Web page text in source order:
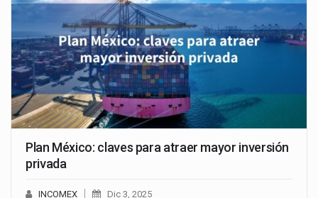
Plan México: claves para atraer mayor inversión
privada
INCOMEX Dic 3, 2025